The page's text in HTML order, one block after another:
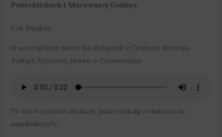
Pobiedziskach i Murowanej Gośliny.
Fot. Pixabay
O szczegółach mówi Jan Ratajczak z Centrum Rozwoju
Kultury Fizycznej Akwen w Czerwonaku:
To nie wszystkie atrakcje, jakie czekają zwłaszcza na
najmłodszych: